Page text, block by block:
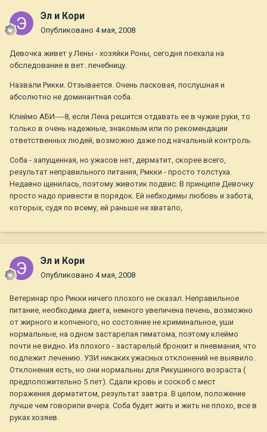
Эл и Кори
Опубликовано 4 мая, 2008
Девочка живет у Лены - хозяйки Роны, сегодня поехала на
обследование в вет. лечебницу.
Назвали Рикки. Отзывается. Очень ласковая, послушная и
абсолютно не доминантная соба.
Клеймо АБИ----8, если Лена решится отдавать ее в чужие руки, то
только в очень надежные, знакомым или по рекомендации
ответственных людей, возможно даже под начальный контроль.
Соба - запущенная, но ужасов нет, дерматит, скорее всего,
результат неправильного питания, Рмкки - просто толстуха.
Недавно щенилась, поэтому животик подвис. В принципе Девочку
просто надо привести в порядок. Ей небходимы любовь и забота,
которых, судя по всему, ей раньше не хватало,
Эл и Кори
Опубликовано 4 мая, 2008
Ветеринар про Рикки ничего плохого не сказал. Неправильное
питание, необходима диета, немного увеличена печень, возможно
от жирного и копченого, но состояние не криминальное, уши
нормальные, на одном застарелая гиматома, поэтому клеймо
почти не видно. Из плохого - застарелый бронхит и пневмания, что
подлежит лечению. УЗИ никаких ужасных отклонений не выявило.
Отклонения есть, но они нормальны для Рикушиного возраста (
предположительно 5 лет). Сдали кровь и соскоб с мест
поражения дерматитом, результат завтра. В целом, положение
лучше чем говорили вчера. Соба будет жить и жить не плохо, все в
руках хозяев.